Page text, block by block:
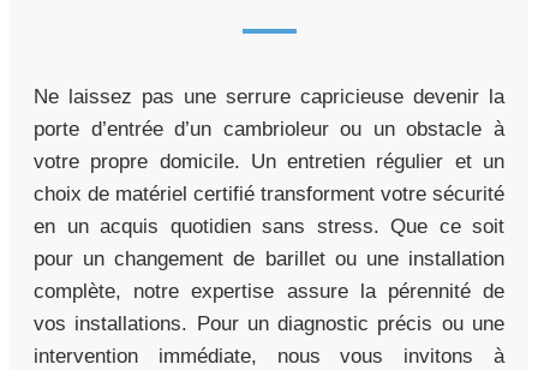
Ne laissez pas une serrure capricieuse devenir la
porte d’entrée d’un cambrioleur ou un obstacle à
votre propre domicile. Un entretien régulier et un
choix de matériel certifié transforment votre sécurité
en un acquis quotidien sans stress. Que ce soit
pour un changement de barillet ou une installation
complète, notre expertise assure la pérennité de
vos installations. Pour un diagnostic précis ou une
intervention immédiate, nous vous invitons à